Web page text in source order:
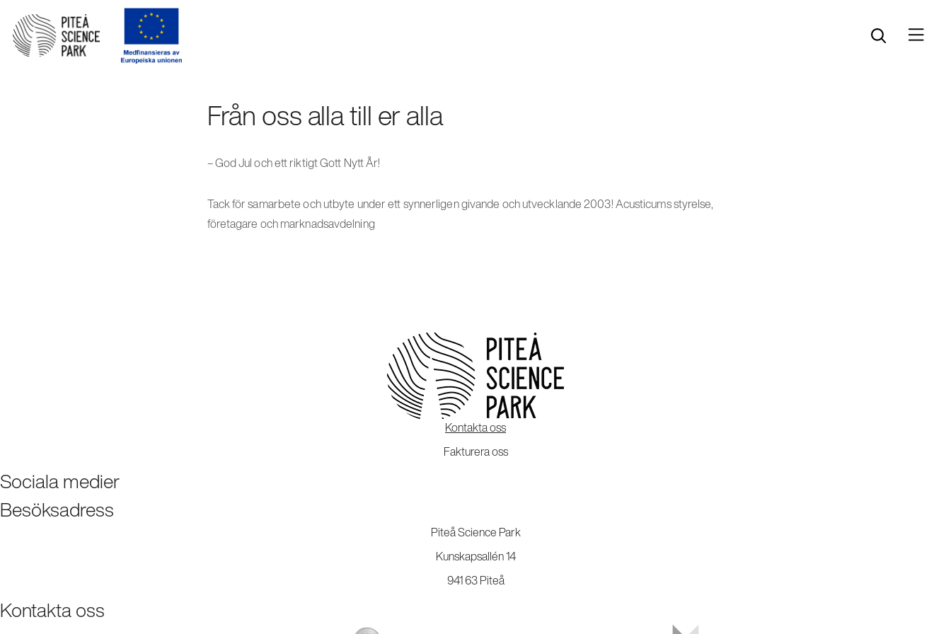
Öppna sök
Öppna menyn
Från oss alla till er alla
– God Jul och ett riktigt Gott Nytt År!
Tack för samarbete och utbyte under ett synnerligen givande och utvecklande 2003! Acusticums styrelse,
företagare och marknadsavdelning
Kontakta oss
Fakturera oss
Sociala medier
Besöksadress
Piteå Science Park
Kunskapsallén 14
941 63 Piteå
Kontakta oss